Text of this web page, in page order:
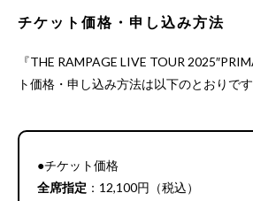
チケット価格・申し込み方法
『THE RAMPAGE LIVE TOUR
ト価格・申し込み方法は以下のとおりです
●チケット価格
全席指定 ：12,100円（税込）